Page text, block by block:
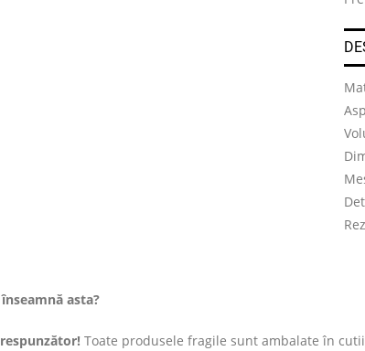
înseamnă asta?
Toate produsele fragile sunt ambalate în